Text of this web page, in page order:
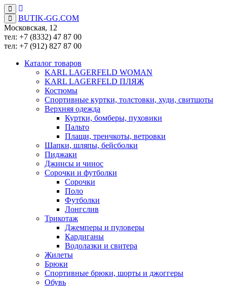
BUTIK-GG.COM
Московская, 12
тел: +7 (8332) 47 87 00
тел: +7 (912) 827 87 00
Каталог товаров
KARL LAGERFELD WOMAN
KARL LAGERFELD ПЛЯЖ
Костюмы
Спортивные куртки, толстовки, худи, свитшоты
Верхняя одежда
Куртки, бомберы, пуховики
Пальто
Плащи, тренчкоты, ветровки
Шапки, шляпы, бейсболки
Пиджаки
Джинсы и чинос
Сорочки и футболки
Сорочки
Поло
Футболки
Лонгслив
Трикотаж
Джемперы и пуловеры
Кардиганы
Водолазки и свитера
Жилеты
Брюки
Спортивные брюки, шорты и джоггеры
Обувь